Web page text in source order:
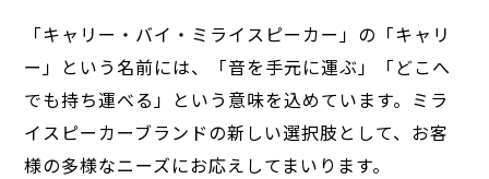
「キャリー・バイ・ミライスピーカー」の「キャリ
ー」という名前には、「音を手元に運ぶ」「どこへ
でも持ち運べる」という意味を込めています。ミラ
イスピーカーブランドの新しい選択肢として、お客
様の多様なニーズにお応えしてまいります。